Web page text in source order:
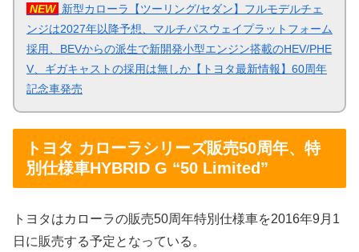
NEW 新型カローラ【ツーリング/セダン】フルモデルチェ
ンジは2027年以降予想、マルチパスウェイプラットフォーム
採用、BEVからの派生で新開発小型エンジン搭載のHEV/PHE
V、ギガキャストの採用は無しか【トヨタ最新情報】60周年
記念車発売
トヨタ カローラシリーズ販売50周年、特
別仕様車HYBRID G “50 Limited”
トヨタはカローラの販売50周年特別仕様車を2016年9月1
日に販売する予定となっている。